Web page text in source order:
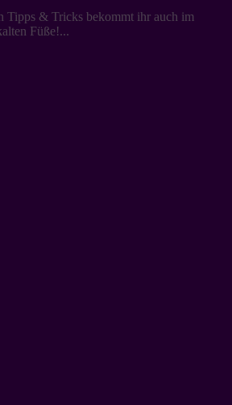
Tipps & Tricks bekommt ihr auch im
Füße!...